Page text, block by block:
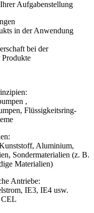
Aufgabenstellung
in der Anwendung
bei der
,
Flüssigkeitsring-
Aluminium,
Sondermaterialien (z. B.
Materialien)
Antriebe:
IE3, IE4 usw.